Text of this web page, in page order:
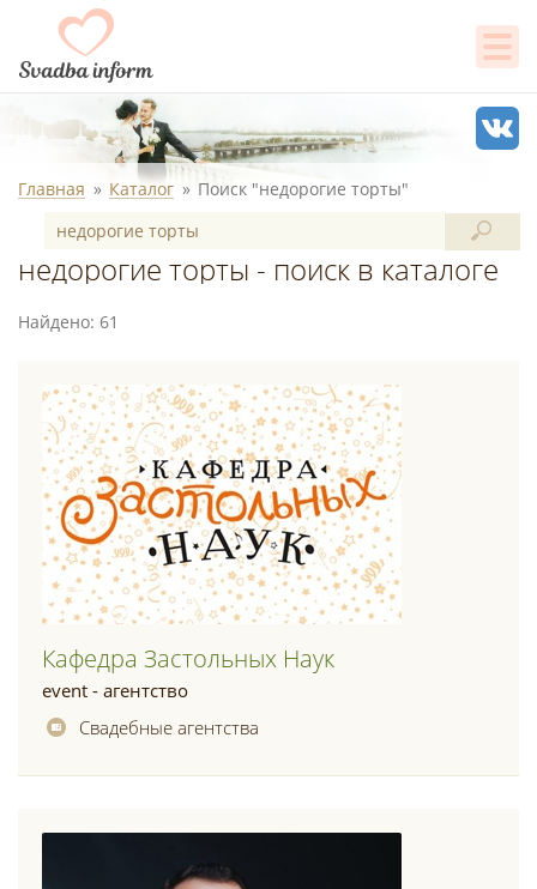
Главная Каталог Поиск "недорогие торты"
недорогие торты - поиск в каталоге
Найдено: 61
Кафедра Застольных Наук
event - агентство
Свадебные агентства